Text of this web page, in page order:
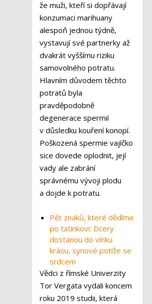
že muži, kteří si dopřávají
konzumaci marihuany
alespoň jednou týdně,
vystavují své partnerky až
dvakrát vyššímu riziku
samovolného potratu.
Hlavním důvodem těchto
potratů byla
pravděpodobně
degenerace spermií
v důsledku kouření konopí.
Poškozená spermie vajíčko
sice dovede oplodnit, její
vady ale zabrání
správnému vývoji plodu
a dojde k potratu.
Pět znaků, které dědíme
po tatínkovi: Dcery
dostanou do vínku
krásu, synové potíže se
srdcem
Vědci z římské Univerzity
Tor Vergata vydali koncem
roku 2019 studii, která